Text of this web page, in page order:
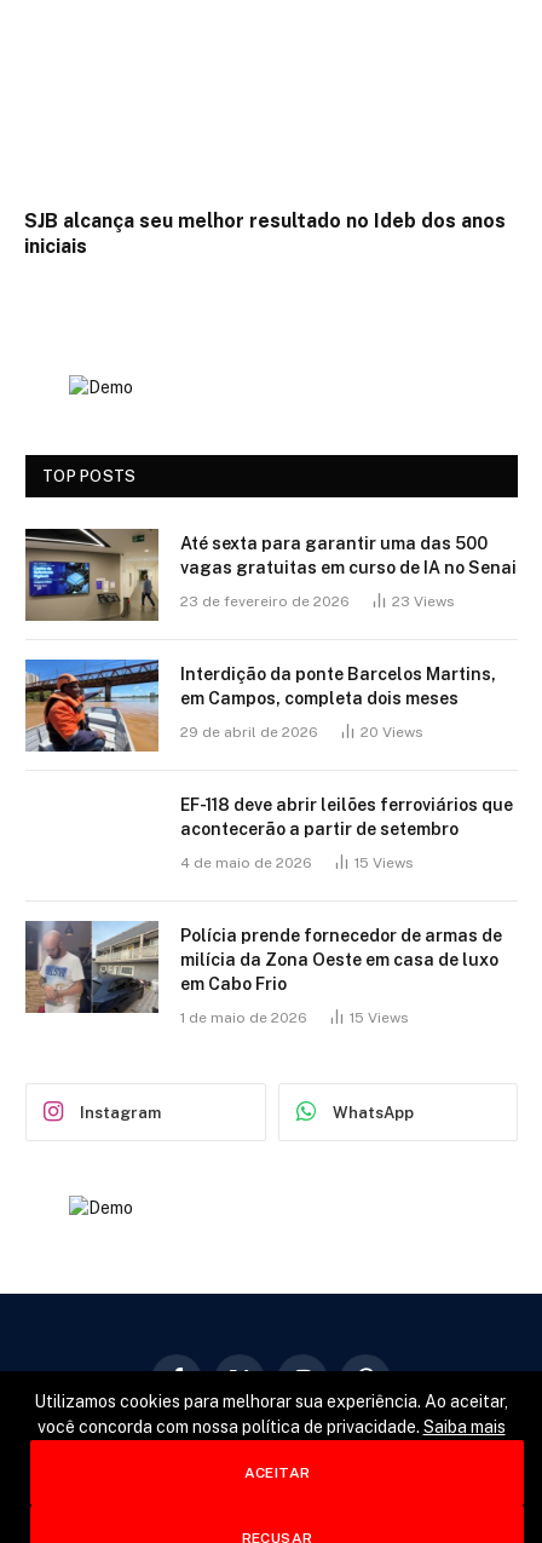
SJB alcança seu melhor resultado no Ideb dos anos
iniciais
TOP POSTS
Até sexta para garantir uma das 500
vagas gratuitas em curso de IA no Senai
23 de fevereiro de 2026 23 Views
Interdição da ponte Barcelos Martins,
em Campos, completa dois meses
29 de abril de 2026 20 Views
EF-118 deve abrir leilões ferroviários que
acontecerão a partir de setembro
4 de maio de 2026 15 Views
Polícia prende fornecedor de armas de
milícia da Zona Oeste em casa de luxo
em Cabo Frio
1 de maio de 2026 15 Views
Instagram WhatsApp
(Twitter)
Utilizamos cookies para melhorar sua experiência. Ao aceitar,
você concorda com nossa política de privacidade. Saiba mais
ACEITAR
RECUSAR